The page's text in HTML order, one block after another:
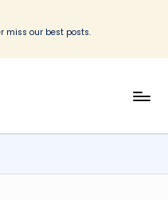
miss our best posts.